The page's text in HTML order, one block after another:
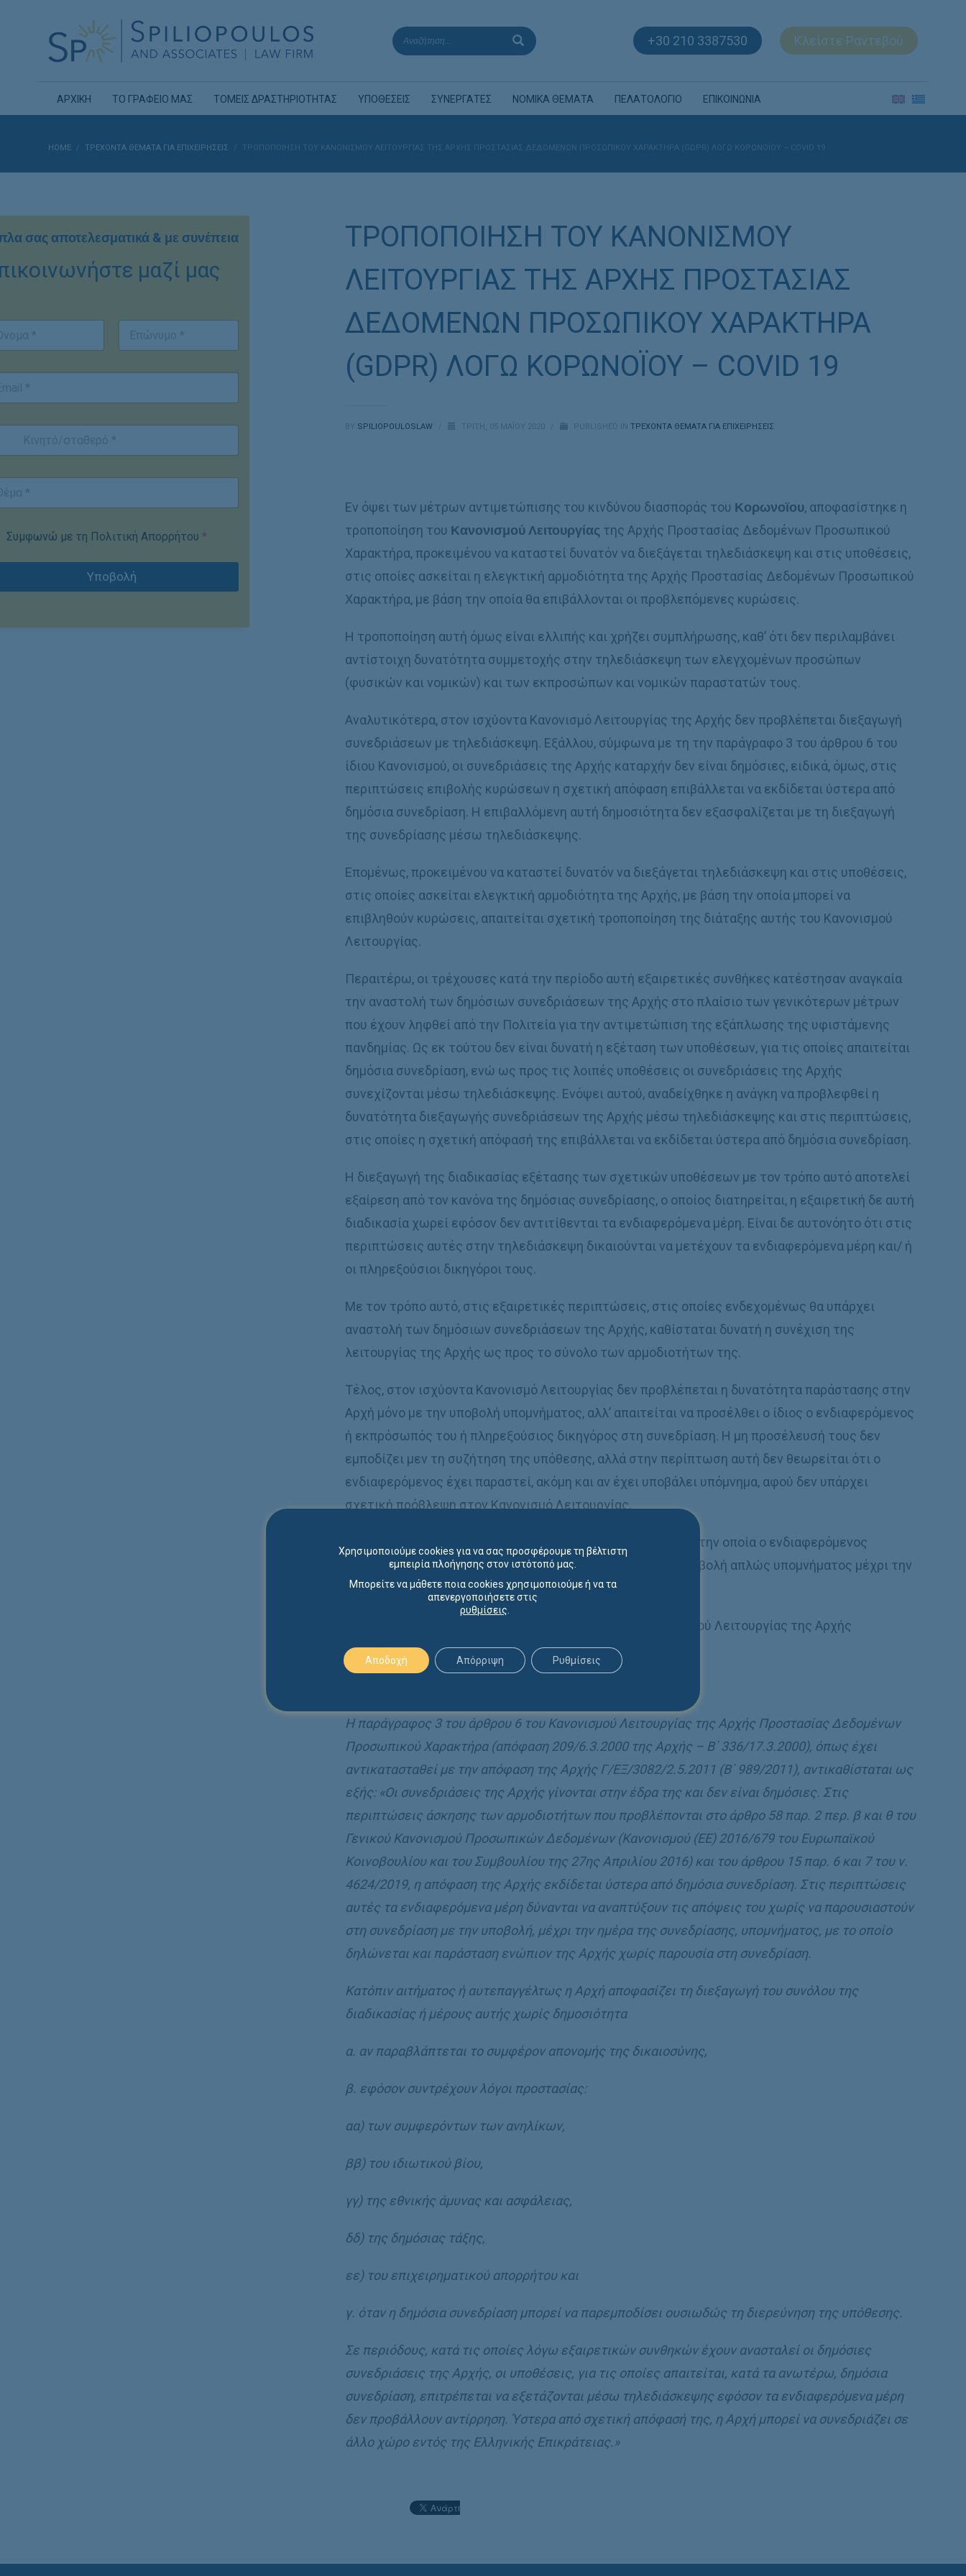
+30 210 3387530 Κλείστε Ραντεβού
ΑΡΧΙΚΗ ΤΟ ΓΡΑΦΕΙΟ ΜΑΣ ΤΟΜΕΙΣ ΔΡΑΣΤΗΡΙΟΤΗΤΑΣ ΥΠΟΘΕΣΕΙΣ ΣΥΝΕΡΓΑΤΕΣ ΝΟΜΙΚΑ ΘΕΜΑΤΑ ΠΕΛΑΤΟΛΟΓΙΟ ΕΠΙΚΟΙΝΩΝΙΑ
HOME ΤΡΕΧΟΝΤΑ ΘΕΜΑΤΑ ΓΙΑ ΕΠΙΧΕΙΡΗΣΕΙΣ ΤΡΟΠΟΠΟΙΗΣΗ ΤΟΥ ΚΑΝΟΝΙΣΜΟΥ ΛΕΙΤΟΥΡΓΙΑΣ ΤΗΣ ΑΡΧΗΣ ΠΡΟΣΤΑΣΙΑΣ ΔΕΔΟΜΕΝΩΝ ΠΡΟΣΩΠΙΚΟΥ ΧΑΡΑΚΤΗΡΑ (GDPR) ΛΟΓΩ ΚΟΡΩΝΟΪΟΥ – COVID 19
ΤΡΟΠΟΠΟΙΗΣΗ ΤΟΥ ΚΑΝΟΝΙΣΜΟΥ
ΛΕΙΤΟΥΡΓΙΑΣ ΤΗΣ ΑΡΧΗΣ ΠΡΟΣΤΑΣΙΑΣ
ΔΕΔΟΜΕΝΩΝ ΠΡΟΣΩΠΙΚΟΥ ΧΑΡΑΚΤΗΡΑ
(GDPR) ΛΟΓΩ ΚΟΡΩΝΟΪΟΥ – COVID 19
BY SPILIOPOULOSLAW ΤΡΊΤΗ, 05 ΜΑΪ́ΟΥ 2020 PUBLISHED INΤΡΕΧΟΝΤΑ ΘΕΜΑΤΑ ΓΙΑ ΕΠΙΧΕΙΡΗΣΕΙΣ
Εν όψει των μέτρων αντιμετώπισης του κινδύνου διασποράς του Κορωνοϊου, αποφασίστηκε η
τροποποίηση του Κανονισμού Λειτουργίας της Αρχής Προστασίας Δεδομένων Προσωπικού
Χαρακτήρα, προκειμένου να καταστεί δυνατόν να διεξάγεται τηλεδιάσκεψη και στις υποθέσεις,
στις οποίες ασκείται η ελεγκτική αρµοδιότητα της Αρχής Προστασίας Δεδομένων Προσωπικού
Χαρακτήρα, µε βάση την οποία θα επιβάλλονται οι προβλεπόμενες κυρώσεις.
Η τροποποίηση αυτή όμως είναι ελλιπής και χρήζει συμπλήρωσης, καθ’ ότι δεν περιλαμβάνει
αντίστοιχη δυνατότητα συμμετοχής στην τηλεδιάσκεψη των ελεγχομένων προσώπων
(φυσικών και νομικών) και των εκπροσώπων και νομικών παραστατών τους.
Αναλυτικότερα, στον ισχύοντα Κανονισµό Λειτουργίας της Αρχής δεν προβλέπεται διεξαγωγή
συνεδριάσεων µε τηλεδιάσκεψη. Εξάλλου, σύµφωνα µε τη την παράγραφο 3 του άρθρου 6 του
ίδιου Κανονισµού, οι συνεδριάσεις της Αρχής καταρχήν δεν είναι δηµόσιες, ειδικά, όµως, στις
περιπτώσεις επιβολής κυρώσεων η σχετική απόφαση επιβάλλεται να εκδίδεται ύστερα από
δηµόσια συνεδρίαση. Η επιβαλλόµενη αυτή δηµοσιότητα δεν εξασφαλίζεται µε τη διεξαγωγή
της συνεδρίασης µέσω τηλεδιάσκεψης.
Εποµένως, προκειµένου να καταστεί δυνατόν να διεξάγεται τηλεδιάσκεψη και στις υποθέσεις,
στις οποίες ασκείται ελεγκτική αρµοδιότητα της Αρχής, µε βάση την οποία µπορεί να
επιβληθούν κυρώσεις, απαιτείται σχετική τροποποίηση της διάταξης αυτής του Κανονισµού
Λειτουργίας.
Περαιτέρω, οι τρέχουσες κατά την περίοδο αυτή εξαιρετικές συνθήκες κατέστησαν αναγκαία
την αναστολή των δηµόσιων συνεδριάσεων της Αρχής στο πλαίσιο των γενικότερων µέτρων
που έχουν ληφθεί από την Πολιτεία για την αντιµετώπιση της εξάπλωσης της υφιστάµενης
πανδηµίας. Ως εκ τούτου δεν είναι δυνατή η εξέταση των υποθέσεων, για τις οποίες απαιτείται
δηµόσια συνεδρίαση, ενώ ως προς τις λοιπές υποθέσεις οι συνεδριάσεις της Αρχής
συνεχίζονται µέσω τηλεδιάσκεψης. Ενόψει αυτού, αναδείχθηκε η ανάγκη να προβλεφθεί η
δυνατότητα διεξαγωγής συνεδριάσεων της Αρχής µέσω τηλεδιάσκεψης και στις περιπτώσεις,
στις οποίες η σχετική απόφασή της επιβάλλεται να εκδίδεται ύστερα από δηµόσια συνεδρίαση.
Η διεξαγωγή της διαδικασίας εξέτασης των σχετικών υποθέσεων µε τον τρόπο αυτό αποτελεί
εξαίρεση από τον κανόνα της δηµόσιας συνεδρίασης, ο οποίος διατηρείται, η εξαιρετική δε αυτή
διαδικασία χωρεί εφόσον δεν αντιτίθενται τα ενδιαφερόµενα µέρη. Είναι δε αυτονόητο ότι στις
περιπτώσεις αυτές στην τηλεδιάσκεψη δικαιούνται να µετέχουν τα ενδιαφερόµενα µέρη και/ ή
οι πληρεξούσιοι δικηγόροι τους.
Με τον τρόπο αυτό, στις εξαιρετικές περιπτώσεις, στις οποίες ενδεχοµένως θα υπάρχει
αναστολή των δηµόσιων συνεδριάσεων της Αρχής, καθίσταται δυνατή η συνέχιση της
λειτουργίας της Αρχής ως προς το σύνολο των αρµοδιοτήτων της.
Τέλος, στον ισχύοντα Κανονισµό Λειτουργίας δεν προβλέπεται η δυνατότητα παράστασης στην
Αρχή µόνο µε την υποβολή υποµνήµατος, αλλ’ απαιτείται να προσέλθει ο ίδιος ο ενδιαφερόµενος
ή εκπρόσωπός του ή πληρεξούσιος δικηγόρος στη συνεδρίαση. Η µη προσέλευσή τους δεν
εµποδίζει µεν τη συζήτηση της υπόθεσης, αλλά στην περίπτωση αυτή δεν θεωρείται ότι ο
ενδιαφερόµενος έχει παραστεί, ακόµη και αν έχει υποβάλει υπόµνηµα, αφού δεν υπάρχει
σχετική πρόβλεψη στον Κανονισµό Λειτουργίας.
Είναι σκόπιµο, εποµένως, να εισαχθεί ρύθµιση, σύµφωνα µε την οποία ο ενδιαφερόµενος
θεωρείται ότι παρέστη στη σχετική συνεδρίαση µε την υποβολή απλώς υποµνήµατος µέχρι την
ηµέρα της συνεδρίασης της Αρχής.
Αναλυτικότερα, η παράγραφος 3 του άρθρου 6 του Κανονισµού Λειτουργίας της Αρχής
αντικαθίσταται με την εξής διάταξη:
Η παράγραφος 3 του άρθρου 6 του Κανονισµού Λειτουργίας της Αρχής Προστασίας ∆εδοµένων
Προσωπικού Χαρακτήρα (απόφαση 209/6.3.2000 της Αρχής – Β΄ 336/17.3.2000), όπως έχει
αντικατασταθεί µε την απόφαση της Αρχής Γ/ΕΞ/3082/2.5.2011 (Β΄ 989/2011), αντικαθίσταται ως
εξής: «Οι συνεδριάσεις της Αρχής γίνονται στην έδρα της και δεν είναι δηµόσιες. Στις
περιπτώσεις άσκησης των αρµοδιοτήτων που προβλέπονται στο άρθρο 58 παρ. 2 περ. β και θ του
Γενικού Κανονισµού Προσωπικών ∆εδοµένων (Κανονισµού (ΕΕ) 2016/679 του Ευρωπαϊκού
Κοινοβουλίου και του Συµβουλίου της 27ης Απριλίου 2016) και του άρθρου 15 παρ. 6 και 7 του ν.
4624/2019, η απόφαση της Αρχής εκδίδεται ύστερα από δηµόσια συνεδρίαση. Στις περιπτώσεις
αυτές τα ενδιαφερόµενα µέρη δύνανται να αναπτύξουν τις απόψεις του χωρίς να παρουσιαστούν
στη συνεδρίαση µε την υποβολή, µέχρι την ηµέρα της συνεδρίασης, υποµνήµατος, µε το οποίο
δηλώνεται και παράσταση ενώπιον της Αρχής χωρίς παρουσία στη συνεδρίαση.
Κατόπιν αιτήµατος ή αυτεπαγγέλτως η Αρχή αποφασίζει τη διεξαγωγή του συνόλου της
διαδικασίας ή µέρους αυτής χωρίς δηµοσιότητα
α. αν παραβλάπτεται το συµφέρον απονοµής της δικαιοσύνης,
β. εφόσον συντρέχουν λόγοι προστασίας:
αα) των συµφερόντων των ανηλίκων,
ββ) του ιδιωτικού βίου,
γγ) της εθνικής άµυνας και ασφάλειας,
δδ) της δηµόσιας τάξης,
εε) του επιχειρηµατικού απορρήτου και
γ. όταν η δηµόσια συνεδρίαση µπορεί να παρεµποδίσει ουσιωδώς τη διερεύνηση της υπόθεσης.
Σε περιόδους, κατά τις οποίες λόγω εξαιρετικών συνθηκών έχουν ανασταλεί οι δηµόσιες
συνεδριάσεις της Αρχής, οι υποθέσεις, για τις οποίες απαιτείται, κατά τα ανωτέρω, δηµόσια
συνεδρίαση, επιτρέπεται να εξετάζονται µέσω τηλεδιάσκεψης εφόσον τα ενδιαφερόµενα µέρη
δεν προβάλλουν αντίρρηση. Ύστερα από σχετική απόφασή της, η Αρχή µπορεί να συνεδριάζει σε
άλλο χώρο εντός της Ελληνικής Επικράτειας.»
σας αποτελεσματικά & με συνέπεια
μαζί μας
Συμφωνώ με τη Πολιτική Απορρήτου *
Υποβολή
Χρησιμοποιούμε cookies για να σας προσφέρουμε τη βέλτιστη
εμπειρία πλοήγησης στον ιστότοπό μας.
Μπορείτε να μάθετε ποια cookies χρησιμοποιούμε ή να τα
απενεργοποιήσετε στις
ρυθμίσεις
Αποδοχή Απόρριψη Ρυθμίσεις